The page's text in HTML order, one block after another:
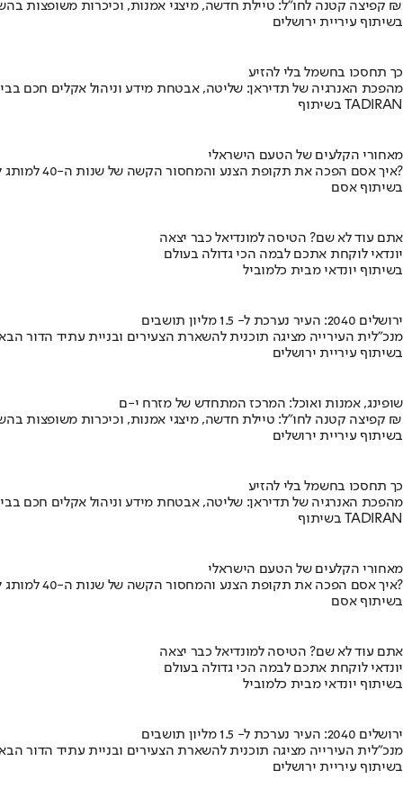
קפיצה קטנה לחו"ל: טיילת חדשה, מיצגי אמנות, וכיכרות משופצות בהשקעה של 100 מיליון ₪
בשיתוף עיריית ירושלים
כך תחסכו בחשמל בלי להזיע
מהפכת האנרגיה של תדיראן: שליטה, אבטחת מידע וניהול אקלים חכם
בשיתוף TADIRAN
מאחורי הקלעים של הטעם הישראלי
איך אסם הפכה את תקופת הצנע והמחסור הקשה של שנות ה-40 למותג לאומי?
בשיתוף אסם
אתם עוד לא שם? הטיסה למונדיאל כבר יצאה
יונדאי לוקחת אתכם לבמה הכי גדולה בעולם
בשיתוף יונדאי מבית כלמוביל
ירושלים 2040: העיר נערכת ל- 1.5 מליון תושבים
מנכ"לית העירייה מציגה תוכנית להשארת הצעירים ובניית עתיד הדור
בשיתוף עיריית ירושלים
שופינג, אמנות ואוכל: המרכז המתחדש של מזרח י-ם
קפיצה קטנה לחו"ל: טיילת חדשה, מיצגי אמנות, וכיכרות משופצות בהשקעה של 100 מיליון ₪
בשיתוף עיריית ירושלים
כך תחסכו בחשמל בלי להזיע
מהפכת האנרגיה של תדיראן: שליטה, אבטחת מידע וניהול אקלים חכם
בשיתוף TADIRAN
מאחורי הקלעים של הטעם הישראלי
איך אסם הפכה את תקופת הצנע והמחסור הקשה של שנות ה-40 למותג לאומי?
בשיתוף אסם
אתם עוד לא שם? הטיסה למונדיאל כבר יצאה
יונדאי לוקחת אתכם לבמה הכי גדולה בעולם
בשיתוף יונדאי מבית כלמוביל
ירושלים 2040: העיר נערכת ל- 1.5 מליון תושבים
מנכ"לית העירייה מציגה תוכנית להשארת הצעירים ובניית עתיד הדור
בשיתוף עיריית ירושלים